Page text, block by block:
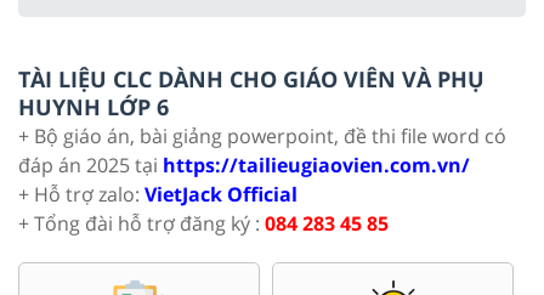
TÀI LIỆU CLC DÀNH CHO GIÁO VIÊN VÀ PHỤ
HUYNH LỚP 6
+ Bộ giáo án, bài giảng powerpoint, đề thi file word có
đáp án 2025 tại https://tailieugiaovien.com.vn/
+ Hỗ trợ zalo: VietJack Official
+ Tổng đài hỗ trợ đăng ký : 084 283 45 85